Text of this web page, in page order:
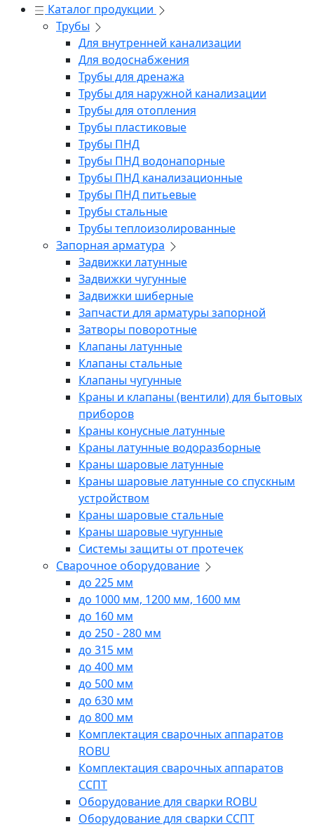
Каталог продукции
Трубы
Для внутренней канализации
Для водоснабжения
Трубы для дренажа
Трубы для наружной канализации
Трубы для отопления
Трубы пластиковые
Трубы ПНД
Трубы ПНД водонапорные
Трубы ПНД канализационные
Трубы ПНД питьевые
Трубы стальные
Трубы теплоизолированные
Запорная арматура
Задвижки латунные
Задвижки чугунные
Задвижки шиберные
Запчасти для арматуры запорной
Затворы поворотные
Клапаны латунные
Клапаны стальные
Клапаны чугунные
Краны и клапаны (вентили) для бытовых
приборов
Краны конусные латунные
Краны латунные водоразборные
Краны шаровые латунные
Краны шаровые латунные со спускным
устройством
Краны шаровые стальные
Краны шаровые чугунные
Системы защиты от протечек
Сварочное оборудование
до 225 мм
до 1000 мм, 1200 мм, 1600 мм
до 160 мм
до 250 - 280 мм
до 315 мм
до 400 мм
до 500 мм
до 630 мм
до 800 мм
Комплектация сварочных аппаратов
ROBU
Комплектация сварочных аппаратов
ССПТ
Оборудование для сварки ROBU
Оборудование для сварки ССПТ